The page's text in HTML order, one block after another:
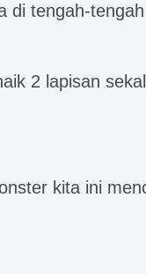
di tengah-
2 lapisan
kita ini